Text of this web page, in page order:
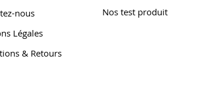
nous
Légales
& Retours
Nos test produit